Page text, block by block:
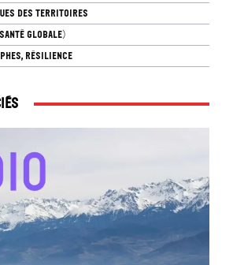
DES TERRITOIRES
GLOBALE)
RÉSILIENCE